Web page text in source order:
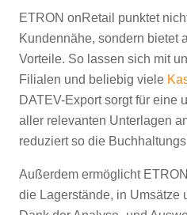
ETRON onRetail punktet
Kundennähe, sondern bietet
Vorteile. So lassen sich mit
Filialen und beliebig viele
DATEV-Export sorgt für eine
aller relevanten Unterlagen
reduziert so die
Außerdem ermöglicht
die Lagerstände, in Umsätze